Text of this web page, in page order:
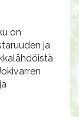
on
ja